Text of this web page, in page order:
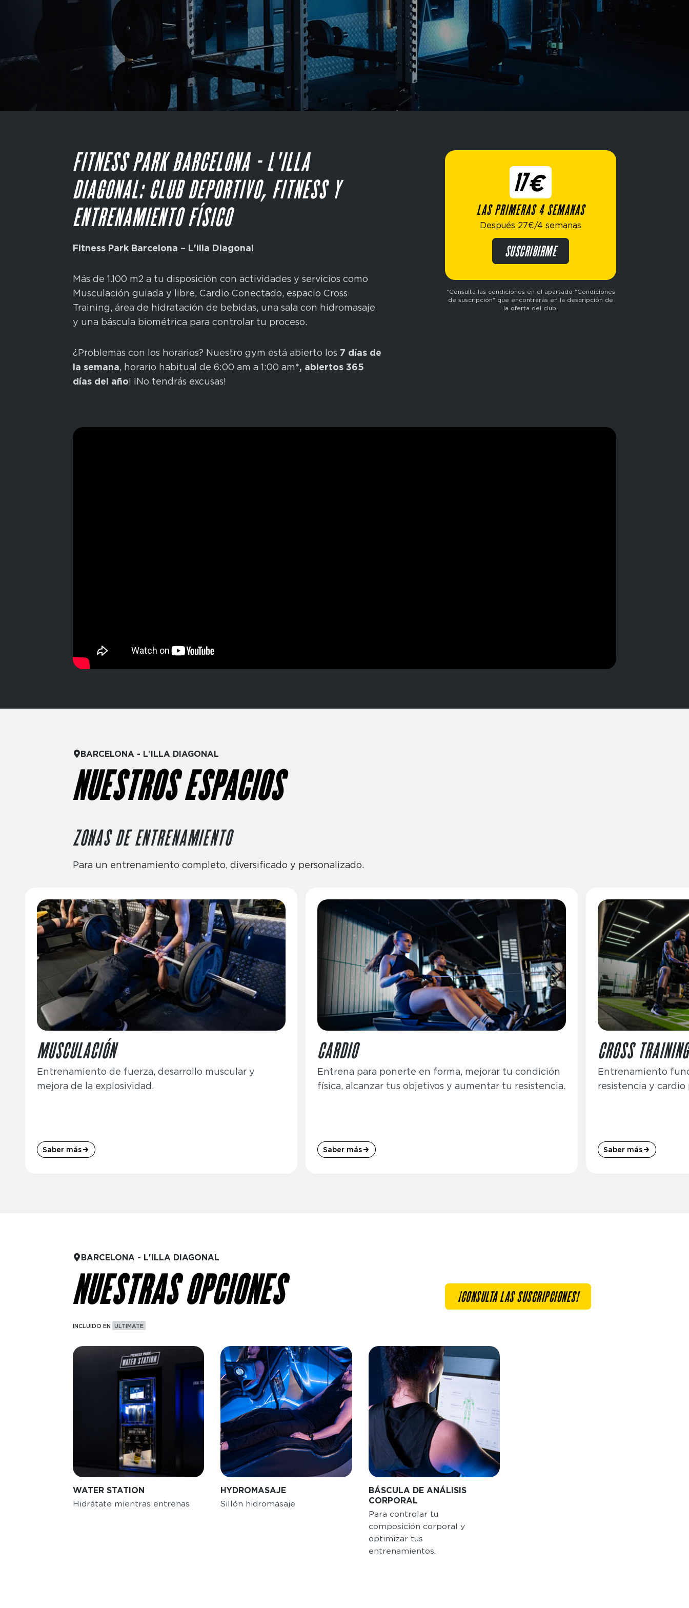
FITNESS PARK BARCELONA - L'ILLA
DIAGONAL: CLUB DEPORTIVO, FITNESS Y
ENTRENAMIENTO FÍSICO
Fitness Park Barcelona – L'illa Diagonal
Más de 1.100 m2 a tu disposición con actividades y servicios como
Musculación guiada y libre, Cardio Conectado, espacio Cross
Training, área de hidratación de bebidas, una sala con hidromasaje
y una báscula biométrica para controlar tu proceso.
¿Problemas con los horarios? Nuestro gym está abierto los 7 días de
la semana, horario habitual de 6:00 am a 1:00 am*, abiertos 365
días del año! ¡No tendrás excusas!
17€
LAS PRIMERAS 4 SEMANAS
Después 27€/4 semanas
SUSCRIBIRME
*Consulta las condiciones en el apartado "Condiciones
de suscripción" que encontrarás en la descripción de
la oferta del club.
BARCELONA - L'ILLA DIAGONAL
NUESTROS ESPACIOS
ZONAS DE ENTRENAMIENTO
Para un entrenamiento completo, diversificado y personalizado.
Imagen
MUSCULACIÓN
Entrenamiento de fuerza, desarrollo muscular y
mejora de la explosividad.
Saber más
Imagen
CARDIO
Entrena para ponerte en forma, mejorar tu condición
física, alcanzar tus objetivos y aumentar tu resistencia.
Saber más
Imagen
CROSS TRAINING
Entrenamiento
resistencia y
Saber más
BARCELONA - L'ILLA DIAGONAL
NUESTRAS OPCIONES
INCLUIDO EN ULTIMATE
Imagen
WATER STATION
Hidrátate mientras entrenas
Imagen
HYDROMASAJE
Sillón hidromasaje
Imagen
BÁSCULA DE ANÁLISIS
CORPORAL
Para controlar tu
composición corporal y
optimizar tus
entrenamientos.
¡CONSULTA LAS SUSCRIPCIONES!